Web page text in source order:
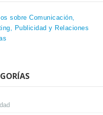
sobre Comunicación,
Publicidad y Relaciones